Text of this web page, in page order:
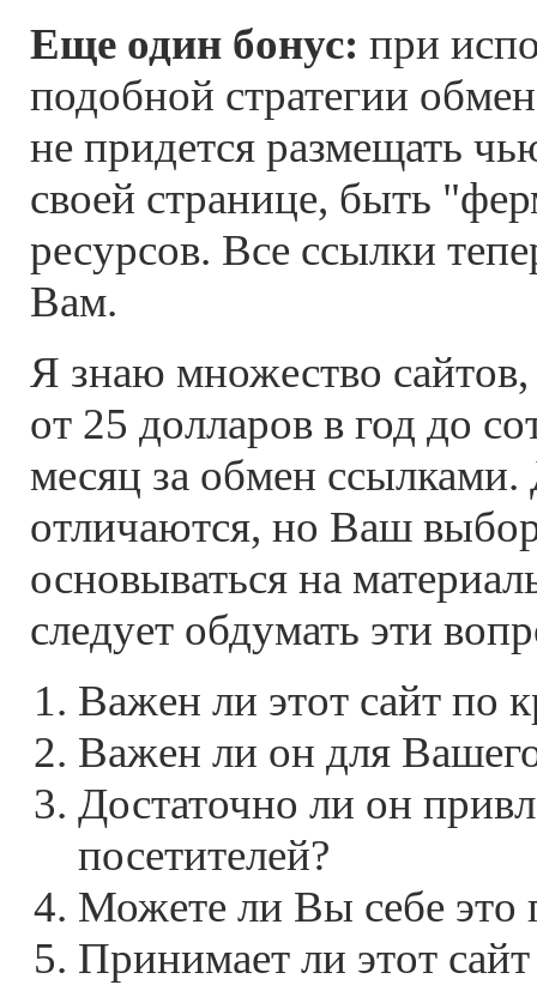
Еще один бонус: при
подобной стратегии
не придется размещать
своей странице, быть
ресурсов. Все ссылки
Вам.
Я знаю множество
от 25 долларов в год до
месяц за обмен
отличаются, но Ваш
основываться на
следует обдумать эти
Важен ли этот сайт по
Важен ли он для
Достаточно ли он
посетителей?
Можете ли Вы себе это
Принимает ли этот